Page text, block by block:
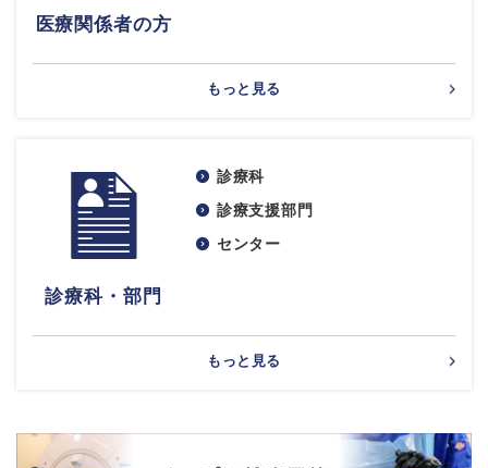
医療関係者の方
もっと見る
診療科・部門
診療科
診療支援部門
センター
もっと見る